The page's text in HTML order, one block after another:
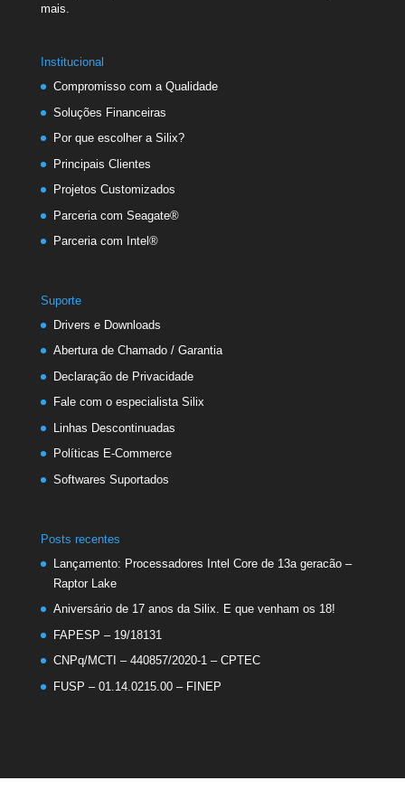
mais.
Institucional
Compromisso com a Qualidade
Soluções Financeiras
Por que escolher a Silix?
Principais Clientes
Projetos Customizados
Parceria com Seagate®
Parceria com Intel®
Suporte
Drivers e Downloads
Abertura de Chamado / Garantia
Declaração de Privacidade
Fale com o especialista Silix
Linhas Descontinuadas
Políticas E-Commerce
Softwares Suportados
Posts recentes
Lançamento: Processadores Intel Core de 13a geracão –
Raptor Lake
Aniversário de 17 anos da Silix. E que venham os 18!
FAPESP – 19/18131
CNPq/MCTI – 440857/2020-1 – CPTEC
FUSP – 01.14.0215.00 – FINEP